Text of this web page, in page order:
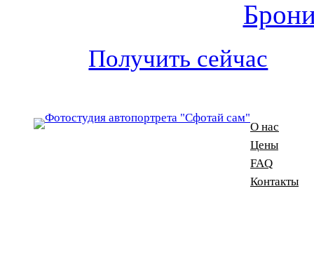
Получить сейчас
О нас
Цены
FAQ
Контакты